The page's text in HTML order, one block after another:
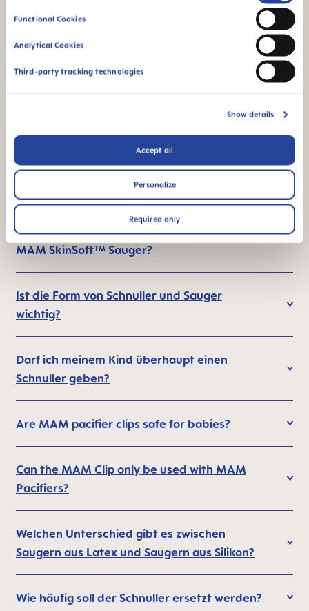
Functional Cookies
Analytical Cookies
Third-party tracking technologies
Show details
Accept all
Personalize
Required only
*Marktforschung 2010-2023, getestet mit 1,588 Babys.
How is the MAM pacifier clip cleaned?
Welchen Unterschied gibt es zwischen
herkömmlichen Silikon-Saugern und dem
MAM SkinSoft™ Sauger?
Ist die Form von Schnuller und Sauger
wichtig?
Darf ich meinem Kind überhaupt einen
Schnuller geben?
Are MAM pacifier clips safe for babies?
Can the MAM Clip only be used with MAM
Pacifiers?
Welchen Unterschied gibt es zwischen
Saugern aus Latex und Saugern aus Silikon?
Wie häufig soll der Schnuller ersetzt werden?